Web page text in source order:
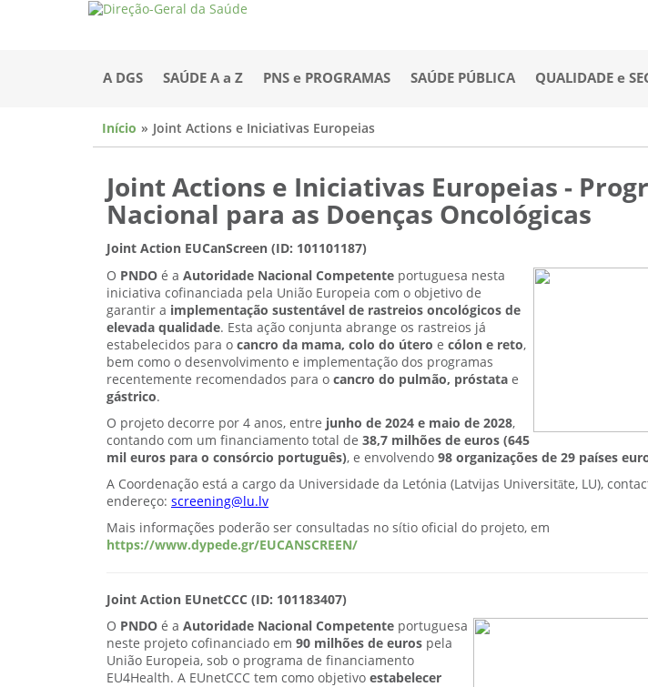
A DGS SAÚDE A a Z PNS e PROGRAMAS SAÚDE PÚBLICA QUALIDADE e
Início Joint Actions e Iniciativas Europeias
Joint Actions e Iniciativas Europeias -
Nacional para as Doenças Oncológicas
Joint Action EUCanScreen (ID: 101101187)
O PNDO é a Autoridade Nacional Competente portuguesa nesta
iniciativa cofinanciada pela União Europeia com o objetivo de
garantir a implementação sustentável de rastreios oncológicos de
elevada qualidade. Esta ação conjunta abrange os rastreios já
estabelecidos para o cancro da mama, colo do útero e cólon e reto,
bem como o desenvolvimento e implementação dos programas
recentemente recomendados para o cancro do pulmão, próstata e
gástrico.
O projeto decorre por 4 anos, entre junho de 2024 e maio de 2028,
contando com um financiamento total de 38,7 milhões de euros (645
mil euros para o consórcio português), e envolvendo 98 organizações de 29 países
A Coordenação está a cargo da Universidade da Letónia (Latvijas Universitāte, LU),
endereço: screening@lu.lv
Mais informações poderão ser consultadas no sítio oficial do projeto, em
https://www.dypede.gr/EUCANSCREEN/
Joint Action EUnetCCC (ID: 101183407)
O PNDO é a Autoridade Nacional Competente portuguesa
neste projeto cofinanciado em 90 milhões de euros pela
União Europeia, sob o programa de financiamento
EU4Health. A EUnetCCC tem como objetivo estabelecer